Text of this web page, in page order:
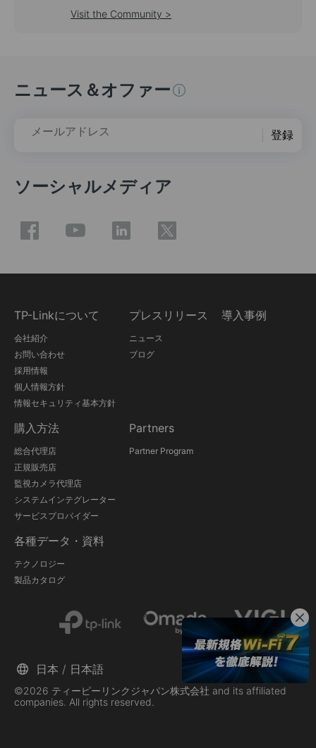
Visit the Community >
ニュース＆オファー
メールアドレス 登録
ソーシャルメディア
TP-Linkについて
会社紹介
お問い合わせ
採用情報
個人情報方針
情報セキュリティ基本方針
プレスリリース
ニュース
ブログ
導入事例
購入方法
総合代理店
正規販売店
監視カメラ代理店
システムインテグレーター
サービスプロバイダー
Partners
Partner Program
各種データ・資料
テクノロジー
製品カタログ
©2026 ティーピーリンクジャパン株式会社 and its affiliated
companies. All rights reserved.
日本 / 日本語